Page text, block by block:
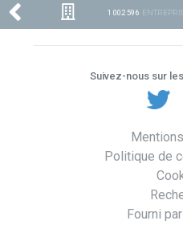
1 002 596
Suivez-nous sur
Politique de
Fourni